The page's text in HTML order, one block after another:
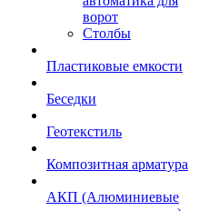
ворот
Столбы
Пластиковые емкости
Беседки
Геотекстиль
Композитная арматура
АКП (Алюминиевые